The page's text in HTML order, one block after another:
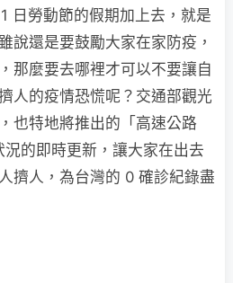
日勞動節的假期加上去，就是
說還是要鼓勵大家在家防疫，
那麼要去哪裡才可以不要讓自
人的疫情恐慌呢？交通部觀光
也特地將推出的「高速公路
的即時更新，讓大家在出去
擠人，為台灣的 0 確診紀錄盡